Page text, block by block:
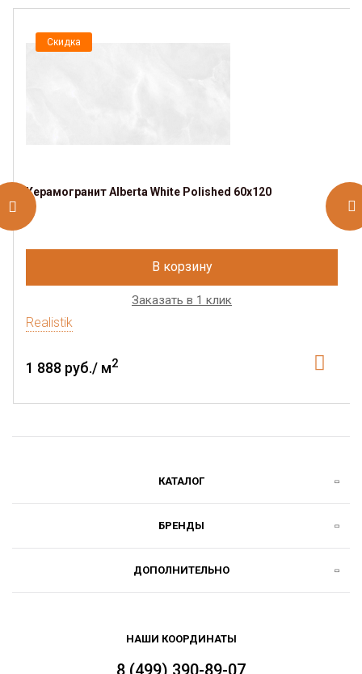
Скидка
Керамогранит Alberta White Polished 60x120
В корзину
Заказать в 1 клик
Realistik
1 888 руб./ м2
КАТАЛОГ
БРЕНДЫ
ДОПОЛНИТЕЛЬНО
НАШИ КООРДИНАТЫ
8 (499) 390-89-07